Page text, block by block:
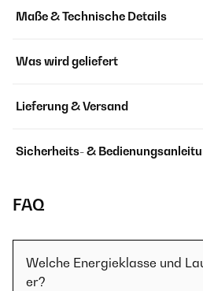
Maße & Technische Details
Was wird geliefert
Lieferung & Versand
Sicherheits- &
FAQ
Welche Energieklasse und
er?